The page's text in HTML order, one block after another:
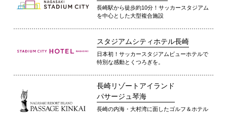
長崎駅から徒歩約10分！サッカースタジアム
を中心とした大型複合施設
スタジアムシティホテル長崎
日本初！サッカースタジアムビューホテルで
特別な感動とくつろぎを。
長崎リゾートアイランド
パサージュ琴海
長崎の内海・大村湾に面したゴルフ＆ホテル